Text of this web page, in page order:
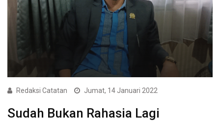
Redaksi Catatan Jumat, 14 Januari 2022
Sudah Bukan Rahasia Lagi